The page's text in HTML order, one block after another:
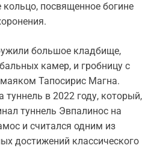
кольцо, посвященное богине
большое кладбище,
камер, и гробницу с
Тапосирис Магна.
туннель в 2022 году, который,
туннель Эвпалинос на
и считался одним из
достижений классического